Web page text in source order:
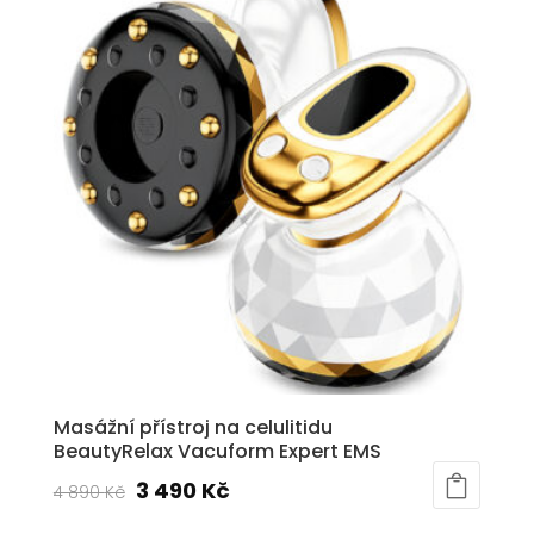
690 Kč. 990 Kč.
Masážní přístroj na celulitidu
BeautyRelax Vacuform Expert EMS
4 890Kč Původní
3 490 KčAktuální